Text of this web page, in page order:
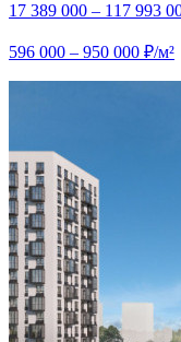
17 389 000 – 117 993
596 000 – 950 000 ₽/м²